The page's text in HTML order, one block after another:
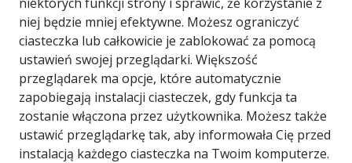
niej będzie mniej efektywne. Możesz ograniczyć
ciasteczka lub całkowicie je zablokować za pomocą
ustawień swojej przeglądarki. Większość
przeglądarek ma opcje, które automatycznie
zapobiegają instalacji ciasteczek, gdy funkcja ta
zostanie włączona przez użytkownika. Możesz także
ustawić przeglądarkę tak, aby informowała Cię przed
instalacją każdego ciasteczka na Twoim komputerze.